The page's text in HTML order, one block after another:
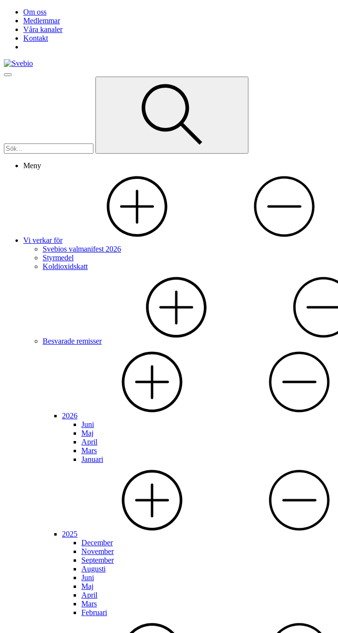
Om oss
Medlemmar
Våra kanaler
Kontakt
Meny
Vi verkar för
Svebios valmanifest 2026
Styrmedel
Koldioxidskatt
Besvarade remisser
2026
Juni
Maj
April
Mars
Januari
2025
December
November
September
Augusti
Juni
Maj
April
Mars
Februari